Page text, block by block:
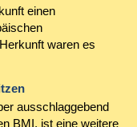
einen
waren es
ausschlaggebend
BMI, ist eine weitere